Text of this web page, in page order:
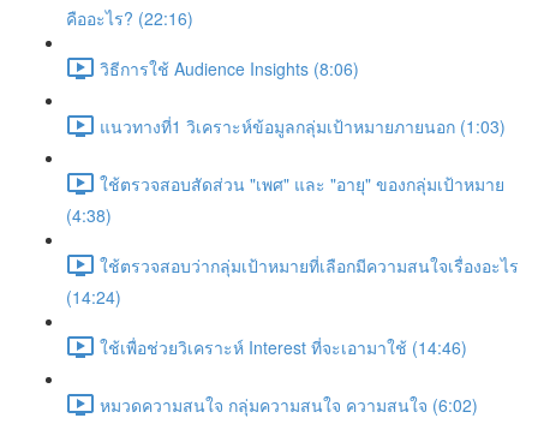
คืออะไร? (22:16)
วิธีการใช้ Audience Insights (8:06)
แนวทางที่1 วิเคราะห์ข้อมูลกลุ่มเป้าหมายภายนอก (1:03)
ใช้ตรวจสอบสัดส่วน "เพศ" และ "อายุ" ของกลุ่มเป้าหมาย
(4:38)
ใช้ตรวจสอบว่ากลุ่มเป้าหมายที่เลือกมีความสนใจเรื่องอะไร
(14:24)
ใช้เพื่อช่วยวิเคราะห์ Interest ที่จะเอามาใช้ (14:46)
หมวดความสนใจ กลุ่มความสนใจ ความสนใจ (6:02)